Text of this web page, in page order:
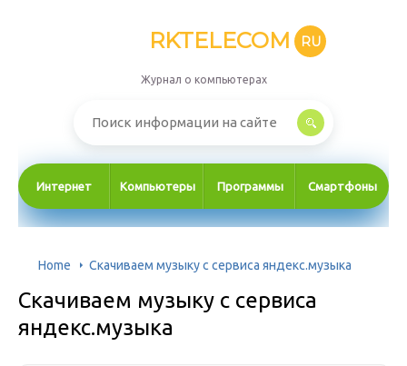
RKTELECOM RU
Журнал о компьютерах
Интернет Компьютеры Программы Смартфоны
Home Скачиваем музыку с сервиса яндекс.музыка
Скачиваем музыку с сервиса
яндекс.музыка